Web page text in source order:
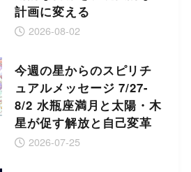
計画に変える
2026-08-02
今週の星からのスピリチ
ュアルメッセージ 7/27-
8/2 水瓶座満月と太陽・木
星が促す解放と自己変革
2026-07-25